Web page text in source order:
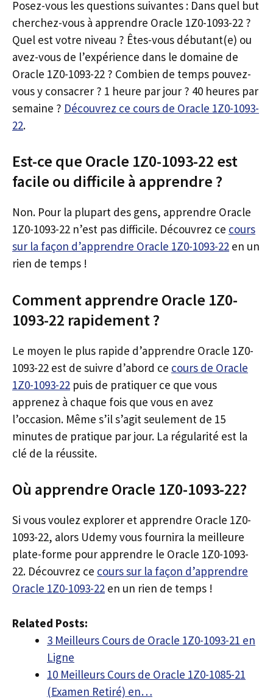
Posez-vous les questions suivantes : Dans quel but
cherchez-vous à apprendre Oracle 1Z0-1093-22 ?
Quel est votre niveau ? Êtes-vous débutant(e) ou
avez-vous de l’expérience dans le domaine de
Oracle 1Z0-1093-22 ? Combien de temps pouvez-
vous y consacrer ? 1 heure par jour ? 40 heures par
semaine ? Découvrez ce cours de Oracle 1Z0-1093-
22.
Est-ce que Oracle 1Z0-1093-22 est
facile ou difficile à apprendre ?
Non. Pour la plupart des gens, apprendre Oracle
1Z0-1093-22 n’est pas difficile. Découvrez ce cours
sur la façon d’apprendre Oracle 1Z0-1093-22 en un
rien de temps !
Comment apprendre Oracle 1Z0-
1093-22 rapidement ?
Le moyen le plus rapide d’apprendre Oracle 1Z0-
1093-22 est de suivre d’abord ce cours de Oracle
1Z0-1093-22 puis de pratiquer ce que vous
apprenez à chaque fois que vous en avez
l’occasion. Même s’il s’agit seulement de 15
minutes de pratique par jour. La régularité est la
clé de la réussite.
Où apprendre Oracle 1Z0-1093-22?
Si vous voulez explorer et apprendre Oracle 1Z0-
1093-22, alors Udemy vous fournira la meilleure
plate-forme pour apprendre le Oracle 1Z0-1093-
22. Découvrez ce cours sur la façon d’apprendre
Oracle 1Z0-1093-22 en un rien de temps !
Related Posts:
3 Meilleurs Cours de Oracle 1Z0-1093-21 en
Ligne
10 Meilleurs Cours de Oracle 1Z0-1085-21
(Examen Retiré) en…